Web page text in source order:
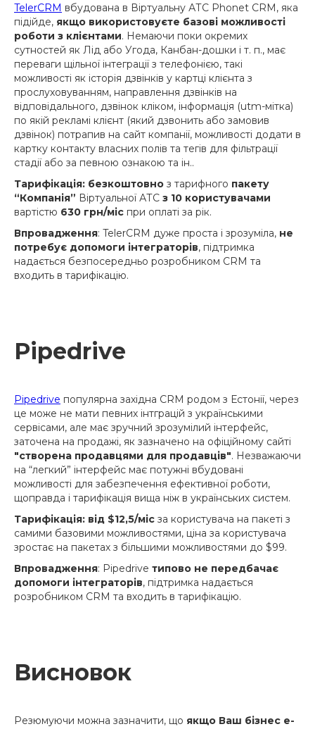
TelerCRM вбудована в Віртуальну АТС Phonet CRM, яка
підійде, якщо використовуєте базові можливості
роботи з клієнтами. Немаючи поки окремих
сутностей як Лід або Угода, Канбан-дошки і т. п., має
переваги щільної інтеграції з телефонією, такі
можливості як історія дзвінків у картці клієнта з
прослуховуванням, направлення дзвінків на
відповідального, дзвінок кліком, інформація (utm-мітка)
по якій рекламі клієнт (який дзвонить або замовив
дзвінок) потрапив на сайт компанії, можливості додати в
картку контакту власних полів та тегів для фільтрації
стадії або за певною ознакою та ін..
Тарифікація: безкоштовно з тарифного пакету
“Компанія” Віртуальної АТС з 10 користувачами
вартістю 630 грн/міс при оплаті за рік.
Впровадження: TelerCRM дуже проста і зрозуміла, не
потребує допомоги інтеграторів, підтримка
надається безпосередньо розробником CRM та
входить в тарифікацію.
Pipedrive
Pipedrive популярна західна CRM родом з Естонії, через
це може не мати певних інтграцій з українськими
сервісами, але має зручний зрозумілий інтерфейс,
заточена на продажі, як зазначено на офіційному сайті
"створена продавцями для продавців". Незважаючи
на “легкий” інтерфейс має потужні вбудовані
можливості для забезпечення ефективної роботи,
щоправда і тарифікація вища ніж в українських систем.
Тарифікація: від $12,5/міс за користувача на пакеті з
самими базовими можливостями, ціна за користувача
зростає на пакетах з більшими можливостями до $99.
Впровадження: Pipedrive типово не передбачає
допомоги інтеграторів, підтримка надається
розробником CRM та входить в тарифікацію.
Висновок
Резюмуючи можна зазначити, що якщо Ваш бізнес e-